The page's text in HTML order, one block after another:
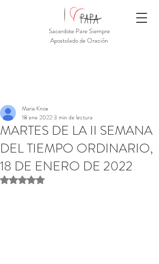
Sacerdote Pare Siempre
Apostolado de Oración
MARTES DE LA II SEMANA
DEL TIEMPO ORDINARIO,
18 DE ENERO DE 2022
Maria Knox
18 ene 20223 min de lectura
Obtuvo NaN de 5 estrellas.